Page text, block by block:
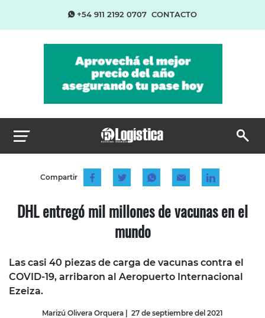
+54 911 2192 0707 CONTACTO
Compartir
DHL entregó mil millones de vacunas en el
mundo
Las casi 40 piezas de carga de vacunas contra el
COVID-19, arribaron al Aeropuerto Internacional
Ezeiza.
Marizú Olivera Orquera | 27 de septiembre del 2021